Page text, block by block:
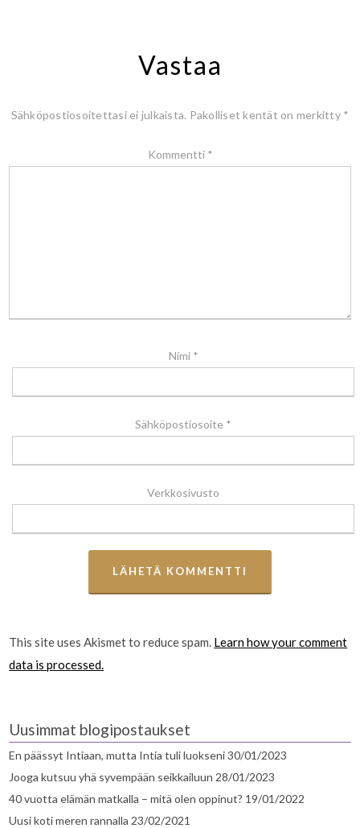
Vastaa
Sähköpostiosoitettasi ei julkaista. Pakolliset kentät on merkitty *
Kommentti *
Nimi *
Sähköpostiosoite *
Verkkosivusto
This site uses Akismet to reduce spam. Learn how your comment
data is processed.
Uusimmat blogipostaukset
En päässyt Intiaan, mutta Intia tuli luokseni30/01/2023
Jooga kutsuu yhä syvempään seikkailuun 28/01/2023
40 vuotta elämän matkalla – mitä olen oppinut? 19/01/2022
Uusi koti meren rannalla 23/02/2021